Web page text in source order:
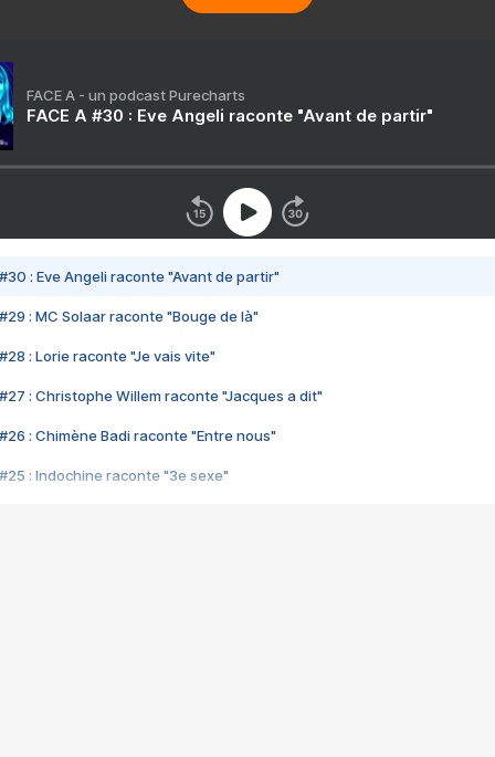
FACE A - un podcast Purecharts
FACE A #30 : Eve Angeli raconte "Avant de partir"
#30 : Eve Angeli raconte "Avant de partir"
#29 : MC Solaar raconte "Bouge de là"
#28 : Lorie raconte "Je vais vite"
#27 : Christophe Willem raconte "Jacques a dit"
#26 : Chimène Badi raconte "Entre nous"
#25 : Indochine raconte "3e sexe"